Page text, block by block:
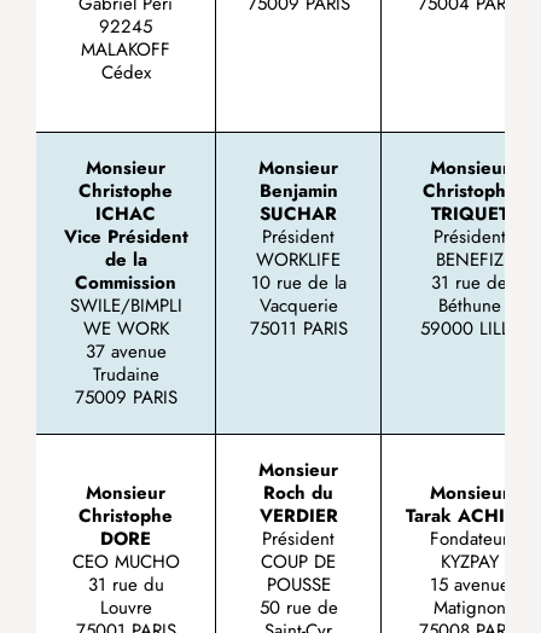
92245
MALAKOFF
Cédex
Monsieur
Christophe
ICHAC
Vice Président
de la
Commission
SWILE/BIMPLI
WE WORK
37 avenue
Trudaine
75009 PARIS
Monsieur
Benjamin
SUCHAR
Président
WORKLIFE
10 rue de la
Vacquerie
75011 PARIS
Monsieur
Christophe
TRIQUET
Président
BENEFIZ
31 rue de
Béthune
59000 LILLE
Monsieur
Christophe
DORE
CEO MUCHO
31 rue du
Louvre
Monsieur
Roch du
VERDIER
Président
COUP DE
POUSSE
50 rue de
Monsieur
Tarak ACHICH
Fondateur
KYZPAY
15 avenue
Matignon